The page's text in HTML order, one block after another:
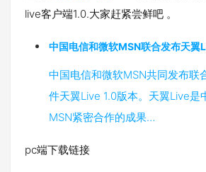
live客户端1.0.大家赶紧尝鲜吧 。
中国电信和微软MSN联合发布天翼
中国电信和微软MSN共同发布联
件天翼Live 1.0版本。天翼Live是
MSN紧密合作的成果…
pc端下载链接